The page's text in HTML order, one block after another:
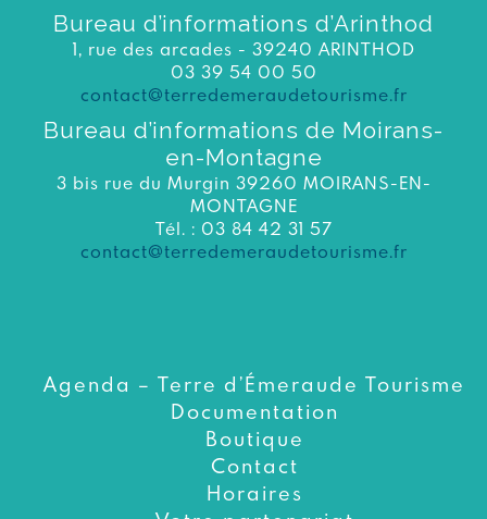
Bureau d’informations d’Arinthod
1, rue des arcades - 39240 ARINTHOD
03 39 54 00 50
contact@terredemeraudetourisme.fr
Bureau d’informations de Moirans-
en-Montagne
3 bis rue du Murgin 39260 MOIRANS-EN-
MONTAGNE
Tél. : 03 84 42 31 57
contact@terredemeraudetourisme.fr
Agenda – Terre d’Émeraude Tourisme
Documentation
Boutique
Contact
Horaires